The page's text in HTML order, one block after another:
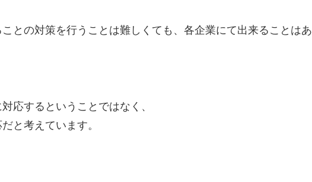
との対策を行うことは難しくても、各企業にて出来ることはあ
応するということではなく、
と考えています。